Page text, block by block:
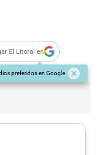
El Litoral en
preferidos en Google